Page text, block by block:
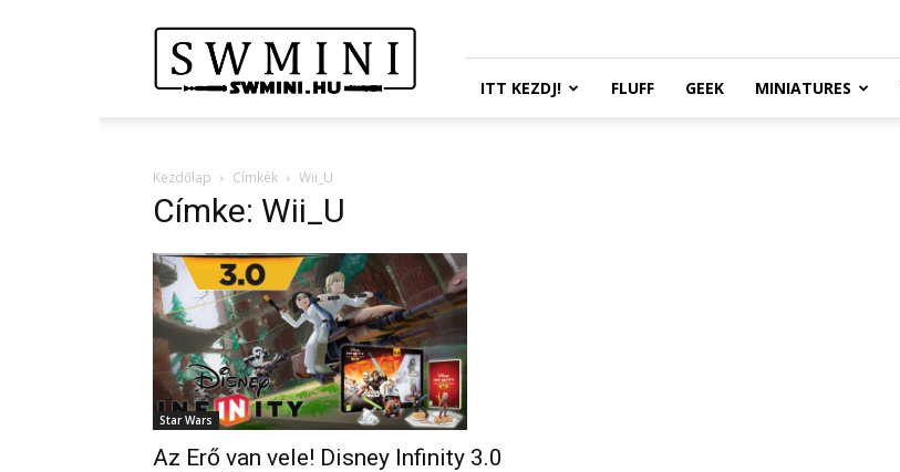
Wars
Miniatures
Portál
ITT KEZDJ! FLUFF GEEK MINIATURES
Kezdőlap Címkék Wii_U
Címke: Wii_U
Star Wars
Az Erő van vele! Disney Infinity 3.0